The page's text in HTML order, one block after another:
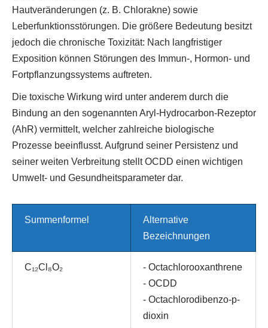
Hautveränderungen (z. B. Chlorakne) sowie
Leberfunktionsstörungen. Die größere Bedeutung besitzt
jedoch die chronische Toxizität: Nach langfristiger
Exposition können Störungen des Immun-, Hormon- und
Fortpflanzungssystems auftreten.
Die toxische Wirkung wird unter anderem durch die
Bindung an den sogenannten Aryl-Hydrocarbon-Rezeptor
(AhR) vermittelt, welcher zahlreiche biologische
Prozesse beeinflusst. Aufgrund seiner Persistenz und
seiner weiten Verbreitung stellt OCDD einen wichtigen
Umwelt- und Gesundheitsparameter dar.
Summenformel
Alternative
Bezeichnungen
C₁₂Cl₈O₂
- Octachlorooxanthrene
- OCDD
- Octachlorodibenzo-p-
dioxin